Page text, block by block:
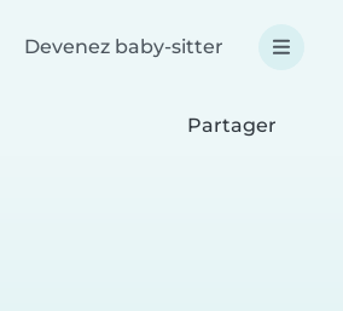
Devenez baby-sitter
Partager